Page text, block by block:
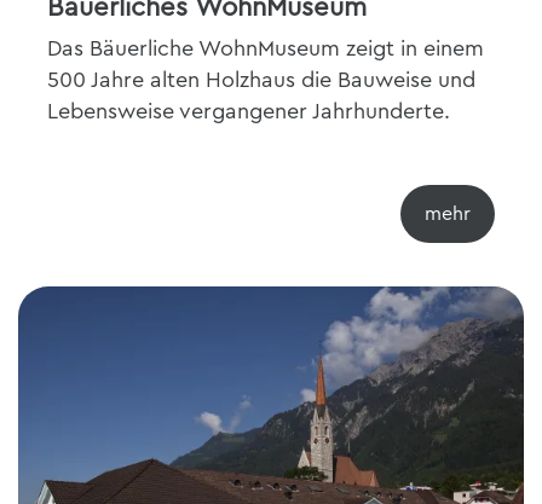
Bäuerliches WohnMuseum
Das Bäuerliche WohnMuseum zeigt in einem
500 Jahre alten Holzhaus die Bauweise und
Lebensweise vergangener Jahrhunderte.